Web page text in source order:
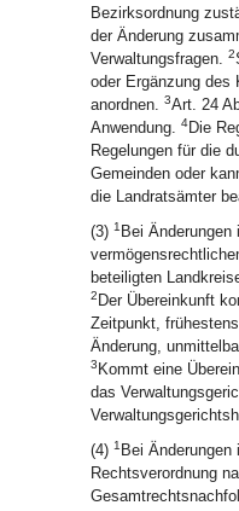
Bezirksordnung
der Änderung
Verwaltungsfragen. 2
oder Ergänzung des
anordnen. 3Art. 24
Anwendung. 4Die
Regelungen für die
Gemeinden oder
die Landratsämter
(3) 1 Bei Änderungen
beteiligten
2 Der Übereinkunft
Zeitpunkt,
Änderung,
3 Kommt eine
das
(4) 1 Bei
Rechtsverordnung